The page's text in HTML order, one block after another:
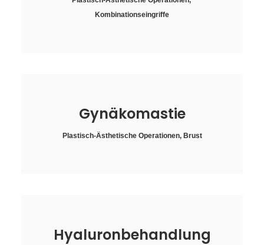
Kombinationseingriffe
Gynäkomastie
Plastisch-Ästhetische Operationen, Brust
Hyaluronbehandlung